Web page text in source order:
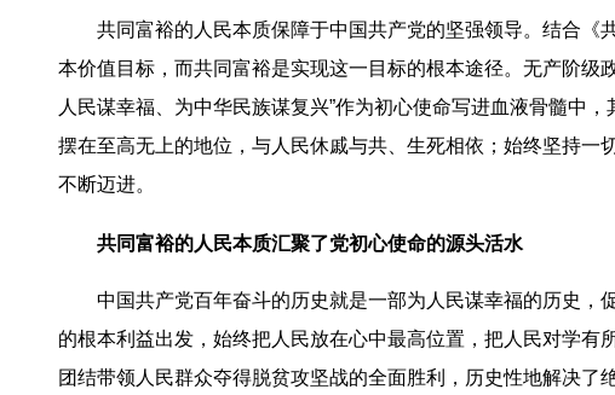
共同富裕的人民本质保障于中国共产党的坚强领导。结合
本价值目标，而共同富裕是实现这一目标的根本途径。无产阶级
人民谋幸福、为中华民族谋复兴”作为初心使命写进血液骨髓中
摆在至高无上的地位，与人民休戚与共、生死相依；始终坚持
不断迈进。
共同富裕的人民本质汇聚了党初心使命的源头活水
中国共产党百年奋斗的历史就是一部为人民谋幸福的历史
的根本利益出发，始终把人民放在心中最高位置，把人民对学有
团结带领人民群众夺得脱贫攻坚战的全面胜利，历史性地解决